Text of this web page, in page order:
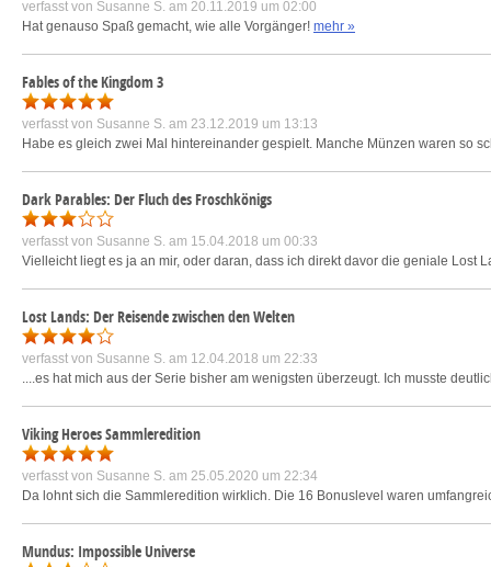
verfasst von Susanne S. am 20.11.2019 um 02:00
Hat genauso Spaß gemacht, wie alle Vorgänger! mehr »
Fables of the Kingdom 3
verfasst von Susanne S. am 23.12.2019 um 13:13
Habe es gleich zwei Mal hintereinander gespielt. Manche Münzen waren so
Dark Parables: Der Fluch des Froschkönigs
verfasst von Susanne S. am 15.04.2018 um 00:33
Vielleicht liegt es ja an mir, oder daran, dass ich direkt davor die geniale Lost
Lost Lands: Der Reisende zwischen den Welten
verfasst von Susanne S. am 12.04.2018 um 22:33
....es hat mich aus der Serie bisher am wenigsten überzeugt. Ich musste
Viking Heroes Sammleredition
verfasst von Susanne S. am 25.05.2020 um 22:34
Da lohnt sich die Sammleredition wirklich. Die 16 Bonuslevel waren
Mundus: Impossible Universe